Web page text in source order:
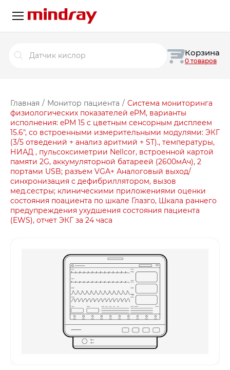
товаров
Корзина
0 товаров
Главная / Монитор пациента / Система мониторинга
физиологических показателей ePM, варианты
исполнения: ePM 15 с цветным сенсорным дисплеем
15.6″, со встроенными измерительными модулями: ЭКГ
(3/5 отведений + анализ аритмий + ST)., температуры,
НИАД , пульсоксиметрии Nellcor, встроенной картой
памяти 2G, аккумуляторной батареей (2600мАч), 2
портами USB; разъем VGA+ Аналоговый выход/
синхронизация с дефибриллятором, вызов
мед.сестры; клиническими приложениями оценки
состояния поациента по шкале Глазго, Шкала раннего
предупреждения ухудшения состояния пациента
(EWS), отчет ЭКГ за 24 часа